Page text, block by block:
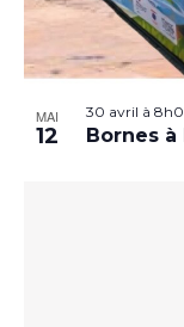
MAI
12
30 avril à
Bornes